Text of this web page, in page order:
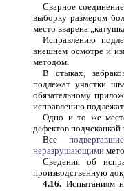
Сварное
выборку размером
место вварена
Исправлению
внешнем осмотре и
методом.
В стыках
забрако
подлежат участки
обязательному
исправлению подл
Одно и то же
дефектов подчеканкой
Все
неразрушающими
Сведения об
производственную
4.16. Испытаниям